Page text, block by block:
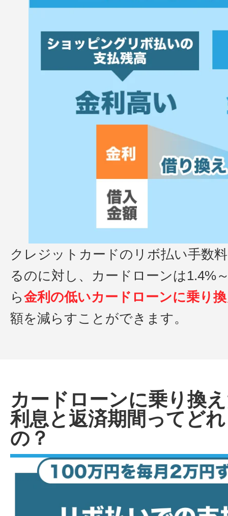
クレジットカードのリボ払い手数
るのに対し、カードローンは1.4%
ら金利の低いカードローンに乗り
額を減らすことができます。
カードローンに乗り換
利息と返済期間ってど
の？